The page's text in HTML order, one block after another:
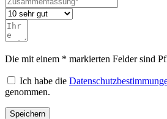
Die mit einem * markierten Felder sind
Ich habe die
genommen.
Speichern